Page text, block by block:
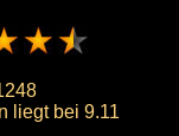
liegt bei 9.11